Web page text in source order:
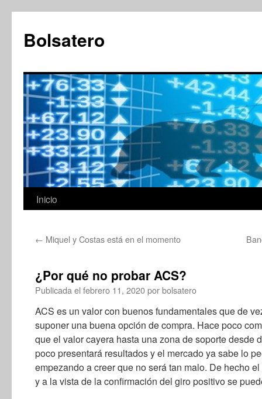
contenido
Bolsatero
Inicio
← Miquel y Costas está en el momento
¿Por qué no probar ACS?
Publicada el febrero 11, 2020porbolsatero
ACS es un valor con buenos fundamentales que de
suponer una buena opción de compra. Hace poco
que el valor cayera hasta una zona de soporte desde
poco presentará resultados y el mercado ya sabe lo
empezando a creer que no será tan malo. De hecho
y a la vista de la confirmación del giro positivo se